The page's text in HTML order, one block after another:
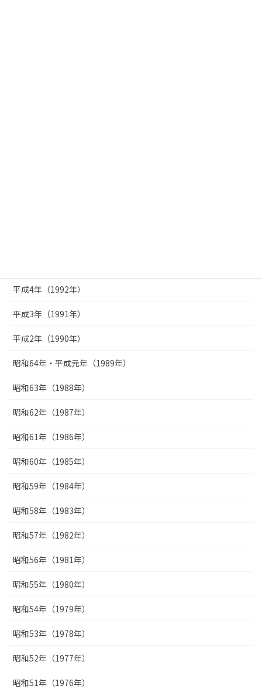
平成4年（1992年）
平成3年（1991年）
平成2年（1990年）
昭和64年・平成元年（1989年）
昭和63年（1988年）
昭和62年（1987年）
昭和61年（1986年）
昭和60年（1985年）
昭和59年（1984年）
昭和58年（1983年）
昭和57年（1982年）
昭和56年（1981年）
昭和55年（1980年）
昭和54年（1979年）
昭和53年（1978年）
昭和52年（1977年）
昭和51年（1976年）